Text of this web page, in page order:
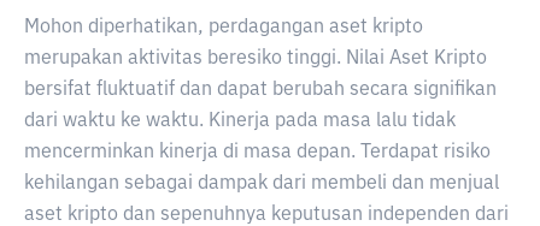
Mohon diperhatikan, perdagangan aset kripto
merupakan aktivitas beresiko tinggi. Nilai Aset Kripto
bersifat fluktuatif dan dapat berubah secara signifikan
dari waktu ke waktu. Kinerja pada masa lalu tidak
mencerminkan kinerja di masa depan. Terdapat risiko
kehilangan sebagai dampak dari membeli dan menjual
aset kripto dan sepenuhnya keputusan independen dari